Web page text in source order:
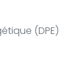
(DPE)